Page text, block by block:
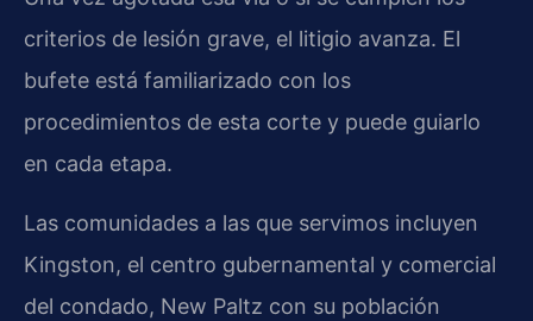
criterios de lesión grave, el litigio avanza. El
bufete está familiarizado con los
procedimientos de esta corte y puede guiarlo
en cada etapa.
Las comunidades a las que servimos incluyen
Kingston, el centro gubernamental y comercial
del condado, New Paltz con su población